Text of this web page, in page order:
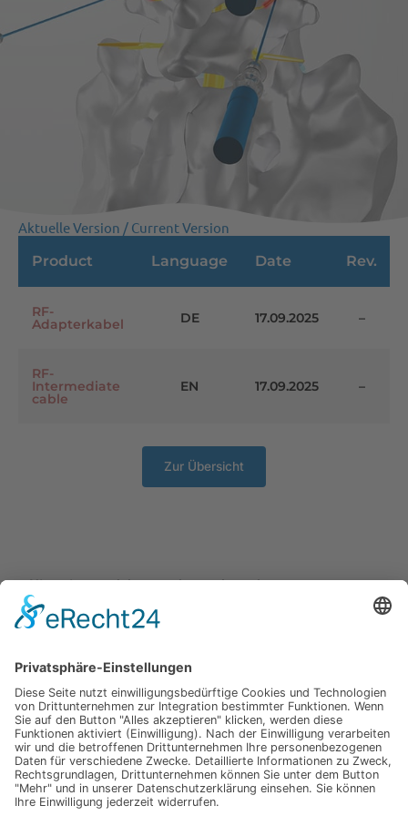
Aktuelle Version / Current Version
Product
Language Date Rev.
RF-
Adapterkabel DE 17.09.2025 –
RF-
Intermediate
cable
EN 17.09.2025 –
Zur Übersicht
Hinweis:Die elektronischen Gebrauchsanweisungen
(eIFU) sind im PDF-Format verfügbar. Zum Anzeigen
benötigen Sie ein Programm, das PDF-Dateien öffnen
https://get.adobe.com/de/reader/.
Wenn Sie eine gedruckte Version der
Gebrauchsanweisung wünschen, senden Sie bitte eine E-
Mail an:QM@radimed.de